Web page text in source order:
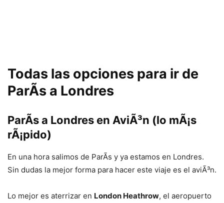
Todas las opciones para ir de
ParÃ­s a Londres
ParÃ­s a Londres en AviÃ³n (lo mÃ¡s
rÃ¡pido)
En una hora salimos de ParÃ­s y ya estamos en Londres.
Sin dudas la mejor forma para hacer este viaje es el aviÃ³n.
Lo mejor es aterrizar en London Heathrow, el aeropuerto